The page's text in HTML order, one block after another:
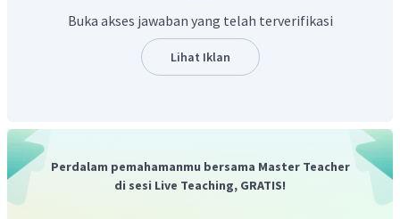
Bagi investor: sebagai bahan pertimbangan sebelum
melakukan penanaman modal.
Bagi pemerintah: membantu menentukan pajak
melihat kemampuan perusahaan dalam menyediakan
lapangan pekerjaan.
Jadi, jawaban yang tepat adalah pilihan D
Buka akses jawaban yang telah terverifikasi
Lihat Iklan
Perdalam pemahamanmu bersama Master Teacher
di sesi Live Teaching, GRATIS!